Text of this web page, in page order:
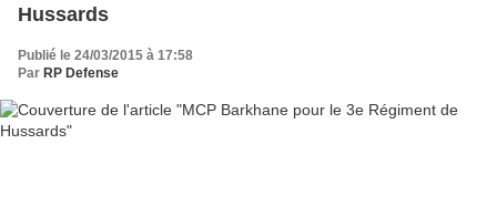
Hussards
Publié le 24/03/2015 à 17:58
Par RP Defense